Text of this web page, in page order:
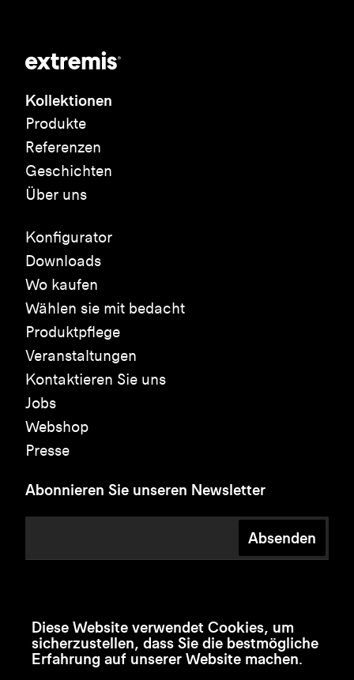
Kollektionen
Produkte
Referenzen
Geschichten
Über uns
Konfigurator
Downloads
Wo kaufen
Wählen sie mit bedacht
Produktpflege
Veranstaltungen
Kontaktieren Sie uns
Jobs
Webshop
Presse
Abonnieren Sie unseren Newsletter
Absenden
Diese Website verwendet Cookies, um
sicherzustellen, dass Sie die bestmögliche
Erfahrung auf unserer Website machen.